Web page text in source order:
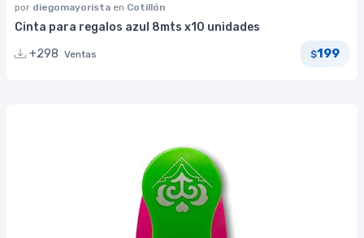
por diegomayorista en Cotillón
Cinta para regalos azul 8mts x10 unidades
+298 Ventas $199